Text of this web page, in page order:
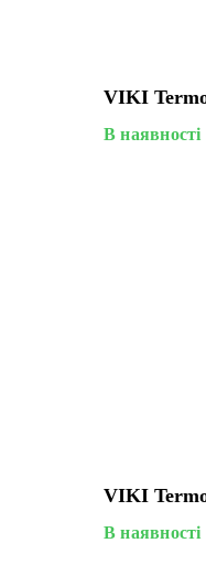
VIKI
В наявності
VIKI
В наявності